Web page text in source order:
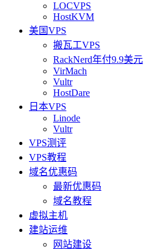
LOCVPS
HostKVM
美国VPS
搬瓦工VPS
RackNerd年付9.9美元
VirMach
Vultr
HostDare
日本VPS
Linode
Vultr
VPS测评
VPS教程
域名优惠码
最新优惠码
域名教程
虚拟主机
建站运维
网站建设